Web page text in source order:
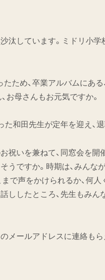
汰しています。ミドリ小学
ため、卒業アルバムにある
お母さんもお元気ですか。
た和田先生が定年を迎え、
祝いを兼ねて、同窓会を開
うですか。時期は、みんな
で声をかけられるか、何人
ししたところ、先生もみん
メールアドレスに連絡もら